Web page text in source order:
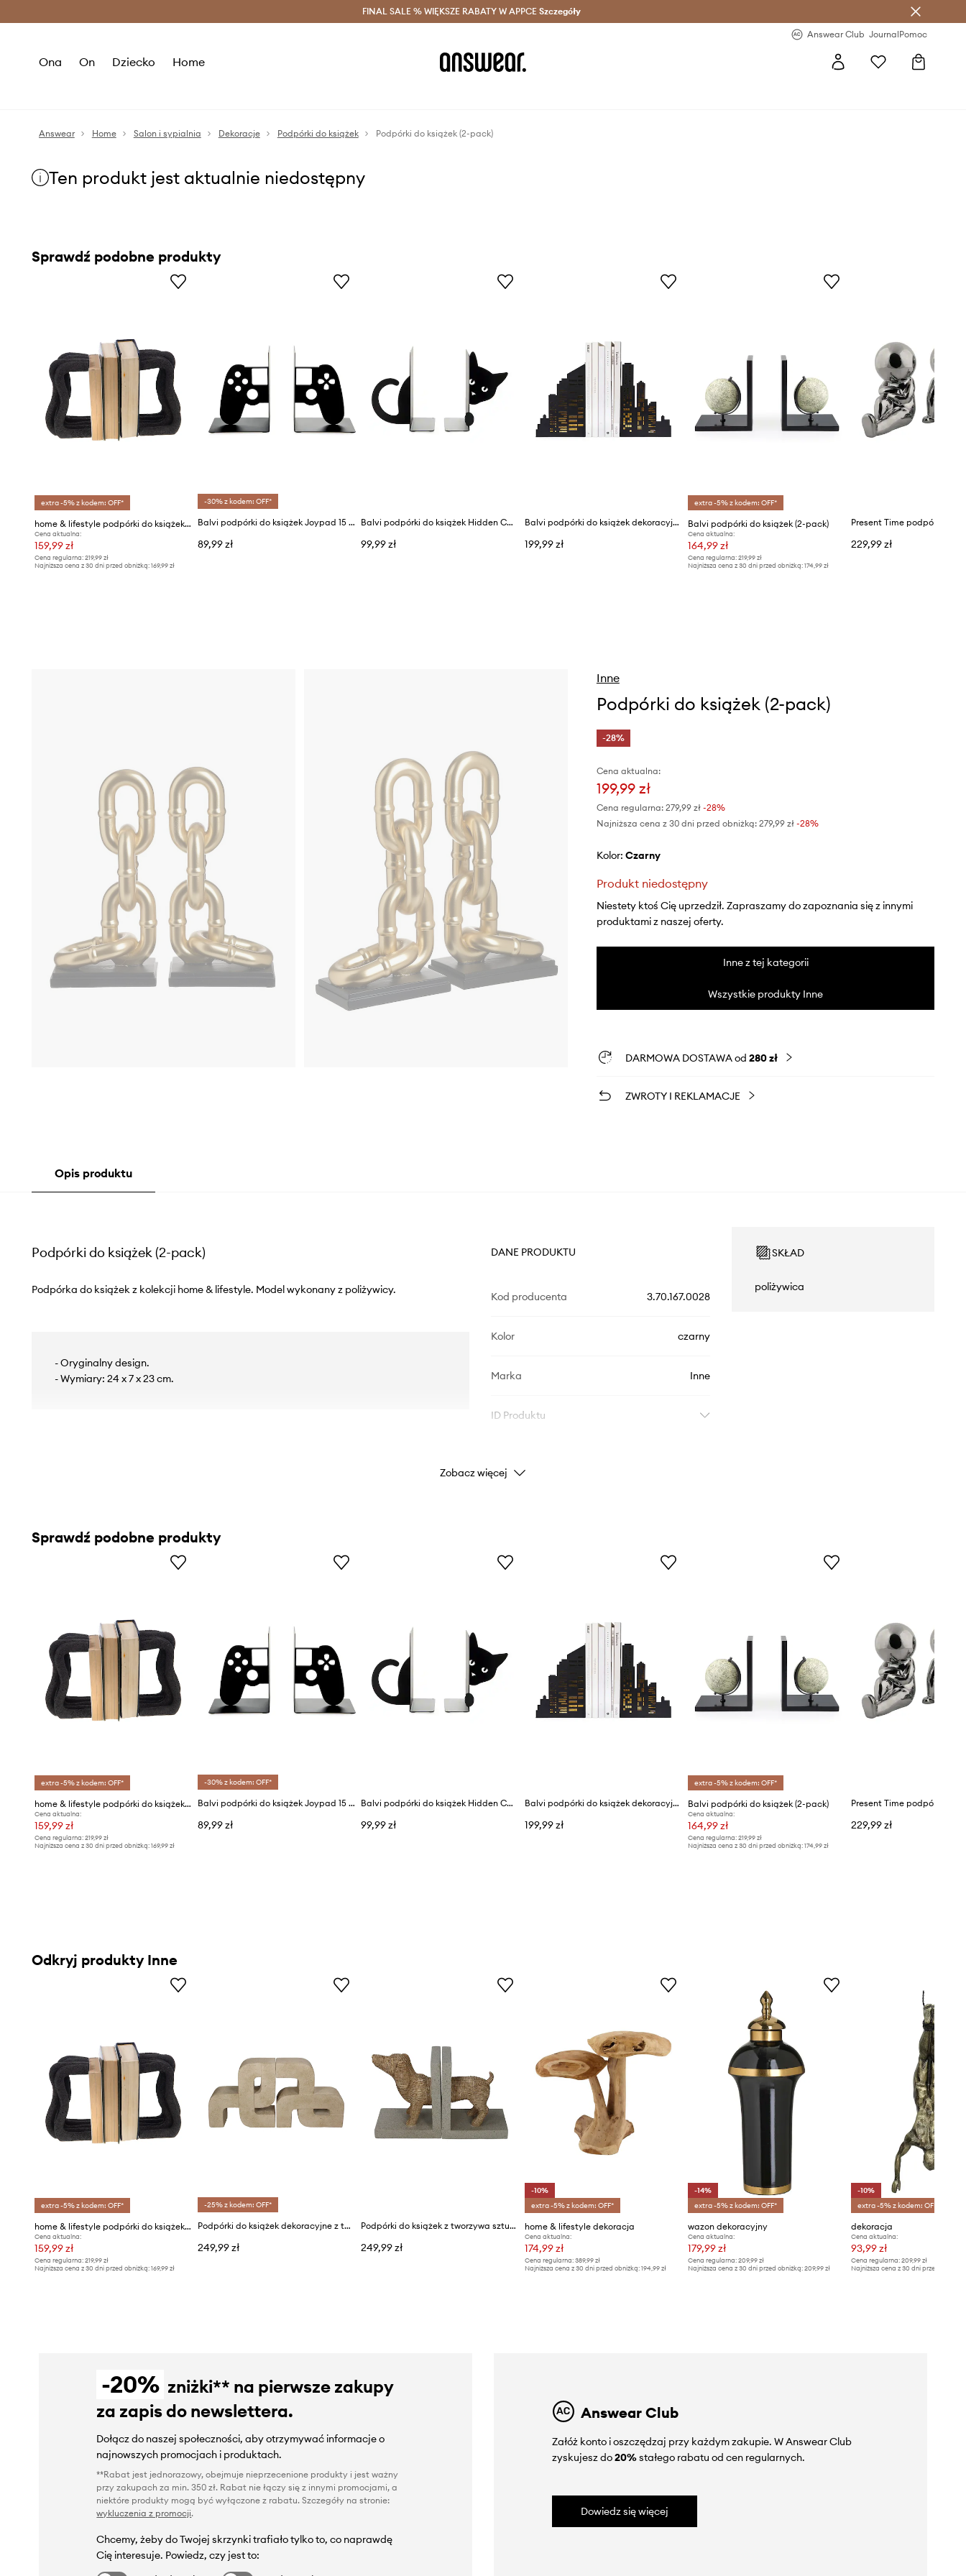
Oszczędzaj z Answear Club > Dostawa nawet w 24h >
FINAL SALE % WIĘKSZE RABATY W APPCE Szczegóły
Answear Club JournalPomoc
Ona On Dziecko Home
Answear Home Salon i sypialnia Dekoracje Podpórki do książek Podpórki do książek (2-pack)
Ten produkt jest aktualnie niedostępny
Sprawdź podobne produkty
extra -5% z kodem: OFF*
home & lifestyle podpórki do książek 2-pack
Cena aktualna:
159,99 zł
Cena regularna: 219,99 zł
Najniższa cena z 30 dni przed obniżką: 169,99 zł
-30% z kodem: OFF*
Balvi podpórki do książek Joypad 15 x 10 x 11,5 cm 2-pack
89,99 zł
Balvi podpórki do książek Hidden Cat 16 x 10 x 13,5 cm 2-pack
99,99 zł
Balvi podpórki do książek dekoracyjne z metalu 17 x 23 x 10 cm
199,99 zł
extra -5% z kodem: OFF*
Balvi podpórki do książek (2-pack)
Cena aktualna:
164,99 zł
Cena regularna:219,99 zł
Najniższa cena z 30 dni przed obniżką:174,99 zł
229,99 zł
Inne
Podpórki do książek (2-pack)
-28%
Cena aktualna:
199,99 zł
Cena regularna: 279,99 zł-28%
Najniższa cena z 30 dni przed obniżką: 279,99 zł -28%
Kolor: czarny
Produkt niedostępny
Niestety ktoś Cię uprzedził. Zapraszamy do zapoznania się z innymi
produktami z naszej oferty.
Inne z tej kategorii
Wszystkie produkty Inne
DARMOWA DOSTAWA od 280 zł
ZWROTY I REKLAMACJE
Opis produktu
Podpórki do książek (2-pack)
Podpórka do książek z kolekcji home & lifestyle. Model wykonany z poliżywicy.
- Oryginalny design.
- Wymiary: 24 x 7 x 23 cm.
DANE PRODUKTU
Kod producenta 3.70.167.0028
Kolor czarny
Marka Inne
ID Produktu
SKŁAD
poliżywica
Zobacz więcej
Sprawdź podobne produkty
extra -5% z kodem: OFF*
home & lifestyle podpórki do książek 2-pack
Cena aktualna:
159,99 zł
Cena regularna: 219,99 zł
Najniższa cena z 30 dni przed obniżką: 169,99 zł
-30% z kodem: OFF*
Balvi podpórki do książek Joypad 15 x 10 x 11,5 cm 2-pack
89,99 zł
Balvi podpórki do książek Hidden Cat 16 x 10 x 13,5 cm 2-pack
99,99 zł
Balvi podpórki do książek dekoracyjne z metalu 17 x 23 x 10 cm
199,99 zł
extra -5% z kodem: OFF*
Balvi podpórki do książek (2-pack)
Cena aktualna:
164,99 zł
Cena regularna:219,99 zł
Najniższa cena z 30 dni przed obniżką:174,99 zł
229,99 zł
Odkryj produkty Inne
extra -5% z kodem: OFF*
home & lifestyle podpórki do książek 2-pack
Cena aktualna:
159,99 zł
Cena regularna: 219,99 zł
Najniższa cena z 30 dni przed obniżką: 169,99 zł
-25% z kodem: OFF*
Podpórki do książek dekoracyjne z tworzywa sztucznego 39,6 x 7 x 19,6 cm
249,99 zł
Podpórki do książek z tworzywa sztucznego 26 x 9 x 16 cm
249,99 zł
-10%
extra -5% z kodem: OFF*
home & lifestyle dekoracja
Cena aktualna:
174,99 zł
Cena regularna: 389,99 zł
Najniższa cena z 30 dni przed obniżką: 194,99 zł
-14%
extra -5% z kodem: OFF*
wazon dekoracyjny
Cena aktualna:
179,99 zł
Cena regularna:209,99 zł
Najniższa cena z 30 dni przed obniżką:209,99 zł
-10%
extra -5% z kodem: OFF*
dekoracja
Cena aktualna:
93,99 zł
Cena regularna: 209,99 zł
Najniższa cena z 30 dni przed obniżką:
-20% zniżki** na pierwsze zakupy
za zapis do newslettera.
Dołącz do naszej społeczności, aby otrzymywać informacje o
najnowszych promocjach i produktach.
**Rabat jest jednorazowy, obejmuje nieprzecenione produkty i jest ważny
przy zakupach za min. 350 zł. Rabat nie łączy się z innymi promocjami, a
niektóre produkty mogą być wyłączone z rabatu. Szczegóły na stronie:
wykluczenia z promocji.
Chcemy, żeby do Twojej skrzynki trafiało tylko to, co naprawdę
Cię interesuje. Powiedz, czy jest to:
Answear Club
Załóż konto i oszczędzaj przy każdym zakupie. W Answear Club
zyskujesz do20%stałego rabatu od cen regularnych.
Dowiedz się więcej